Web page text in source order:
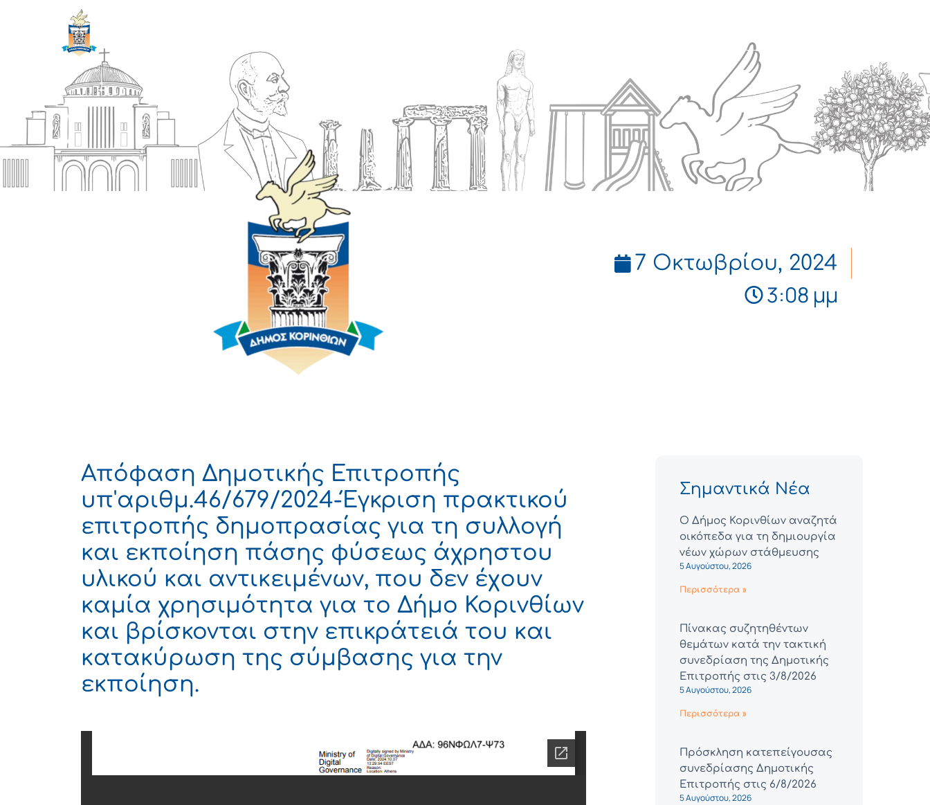
7 Οκτωβρίου, 2024
3:08 μμ
Απόφαση Δημοτικής Επιτροπής
υπ'αριθμ.46/679/2024-Έγκριση πρακτικού
επιτροπής δημοπρασίας για τη συλλογή
και εκποίηση πάσης φύσεως άχρηστου
υλικού και αντικειμένων, που δεν έχουν
καμία χρησιμότητα για το Δήμο Κορινθίων
και βρίσκονται στην επικράτειά του και
κατακύρωση της σύμβασης για την
εκποίηση.
Σημαντικά Νέα
Ο Δήμος Κορινθίων αναζητά
οικόπεδα για τη δημιουργία
νέων χώρων στάθμευσης
5 Αυγούστου, 2026
Περισσότερα »
Πίνακας συζητηθέντων
θεμάτων κατά την τακτική
συνεδρίαση της Δημοτικής
Επιτροπής στις 3/8/2026
5 Αυγούστου, 2026
Περισσότερα »
Πρόσκληση κατεπείγουσας
συνεδρίασης Δημοτικής
Επιτροπής στις 6/8/2026
5 Αυγούστου, 2026